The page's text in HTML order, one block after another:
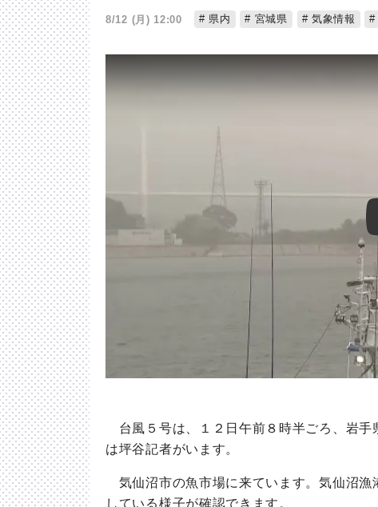
8/12 (月) 12:00 県内 宮城県 気象情報
台風５号は、１２日午前８時半ごろ、岩手
は坪谷記者がいます。
気仙沼市の魚市場に来ています。気仙沼漁
している様子が確認できます。